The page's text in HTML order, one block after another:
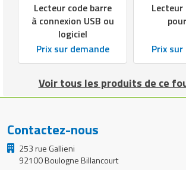
Lecteur code barre
à connexion USB ou
logiciel
Prix sur demande
Lecteur
Prix
Voir tous les produits de ce
Contactez-nous
253 rue Gallieni
92100 Boulogne Billancourt